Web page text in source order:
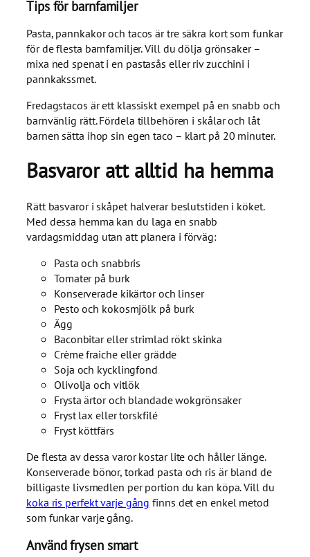
Tips för barnfamiljer
Pasta, pannkakor och tacos är tre säkra kort som funkar
för de flesta barnfamiljer. Vill du dölja grönsaker –
mixa ned spenat i en pastasås eller riv zucchini i
pannkakssmet.
Fredagstacos är ett klassiskt exempel på en snabb och
barnvänlig rätt. Fördela tillbehören i skålar och låt
barnen sätta ihop sin egen taco – klart på 20 minuter.
Basvaror att alltid ha hemma
Rätt basvaror i skåpet halverar beslutstiden i köket.
Med dessa hemma kan du laga en snabb
vardagsmiddag utan att planera i förväg:
Pasta och snabbris
Tomater på burk
Konserverade kikärtor och linser
Pesto och kokosmjölk på burk
Ägg
Baconbitar eller strimlad rökt skinka
Crème fraiche eller grädde
Soja och kycklingfond
Olivolja och vitlök
Frysta ärtor och blandade wokgrönsaker
Fryst lax eller torskfilé
Fryst köttfärs
De flesta av dessa varor kostar lite och håller länge.
Konserverade bönor, torkad pasta och ris är bland de
billigaste livsmedlen per portion du kan köpa. Vill du
koka ris perfekt varje gång finns det en enkel metod
som funkar varje gång.
Använd frysen smart